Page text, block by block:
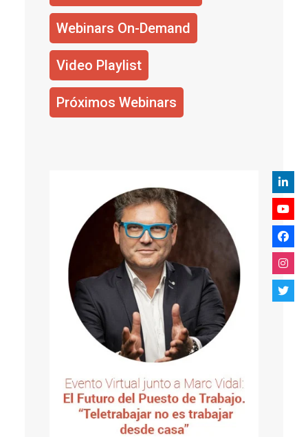
Webinars On-Demand
Video Playlist
Próximos Webinars